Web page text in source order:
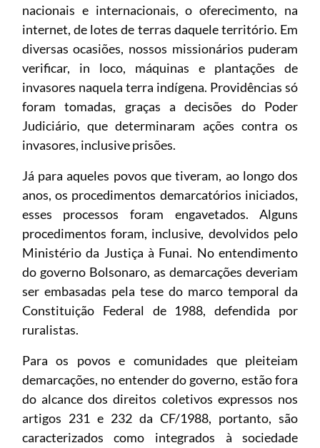
nacionais e internacionais, o oferecimento, na
internet, de lotes de terras daquele território. Em
diversas ocasiões, nossos missionários puderam
verificar, in loco, máquinas e plantações de
invasores naquela terra indígena. Providências só
foram tomadas, graças a decisões do Poder
Judiciário, que determinaram ações contra os
invasores, inclusive prisões.
Já para aqueles povos que tiveram, ao longo dos
anos, os procedimentos demarcatórios iniciados,
esses processos foram engavetados. Alguns
procedimentos foram, inclusive, devolvidos pelo
Ministério da Justiça à Funai. No entendimento
do governo Bolsonaro, as demarcações deveriam
ser embasadas pela tese do marco temporal da
Constituição Federal de 1988, defendida por
ruralistas.
Para os povos e comunidades que pleiteiam
demarcações, no entender do governo, estão fora
do alcance dos direitos coletivos expressos nos
artigos 231 e 232 da CF/1988, portanto, são
caracterizados como integrados à sociedade